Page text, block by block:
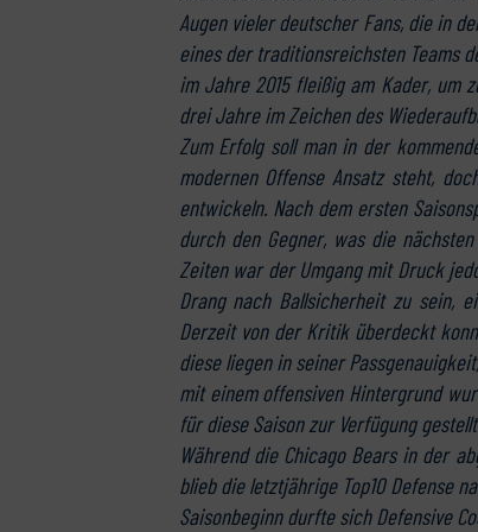
Augen vieler deutscher Fans, die in
eines der traditionsreichsten Teams
im Jahre 2015 fleißig am Kader, um
drei Jahre im Zeichen des
Zum Erfolg soll man in der
modernen Offense Ansatz steht,
entwickeln. Nach dem ersten
durch den Gegner, was die
Zeiten war der Umgang mit Druck
Drang nach Ballsicherheit zu sein,
Derzeit von der Kritik überdeckt
diese liegen in seiner
mit einem offensiven Hintergrund
für diese Saison zur Verfügung
Während die Chicago Bears in der
blieb die letztjährige Top10 Defense
Saisonbeginn durfte sich Defensive